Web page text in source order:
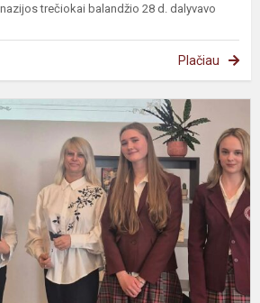
trečiokai balandžio 28 d. dalyvavo
Plačiau